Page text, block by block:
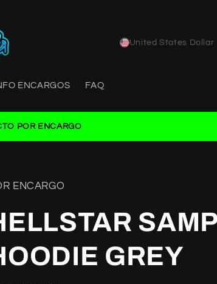
ENCARGOS FAQ
United States Dollar
POR ENCARGO
ENCARGO
GREY